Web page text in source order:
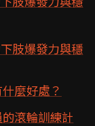
肢爆發力與穩
麼好處？
滾輪訓練計